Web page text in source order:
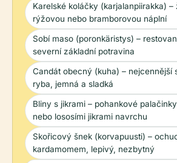
Karelské koláčky (karjalanpiirakka) –
rýžovou nebo bramborovou náplní
Sobí maso (poronkäristys) –
severní základní potravina
Candát obecný (kuha) – nejcennější
ryba, jemná a sladká
Bliny s jikrami – pohankové
nebo lososími jikrami navrchu
Skořicový šnek (korvapuusti) –
kardamomem, lepivý, nezbytný